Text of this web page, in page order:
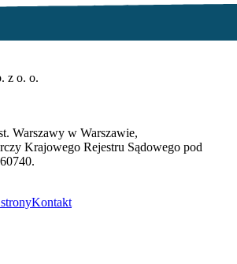
z o. o.
Warszawy w Warszawie,
Krajowego Rejestru Sądowego pod
Kontakt